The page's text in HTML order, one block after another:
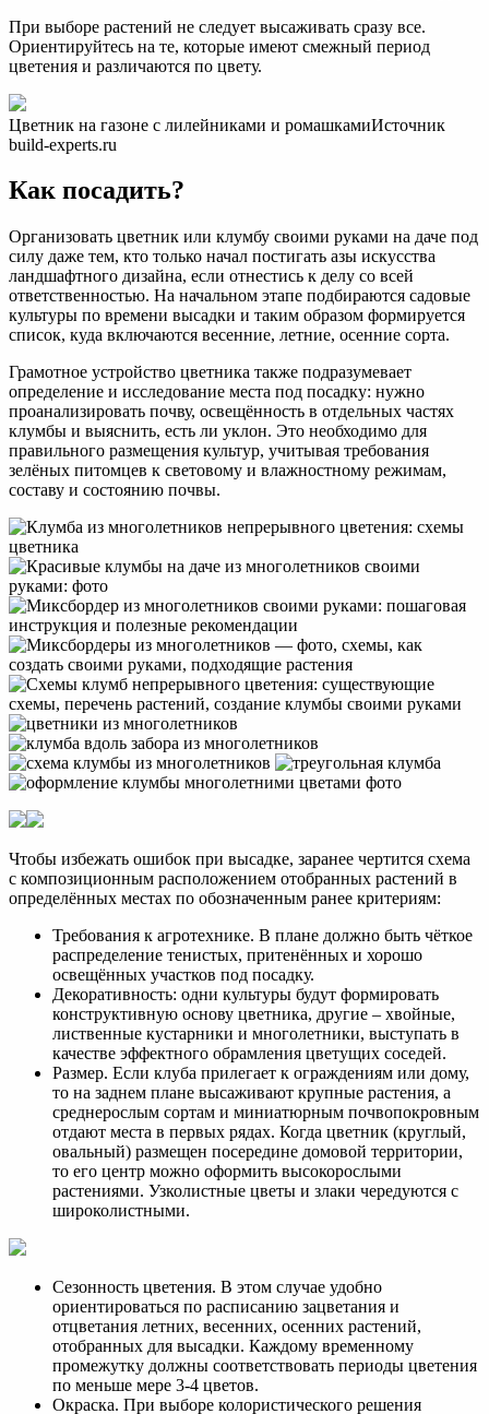
При выборе растений не следует высаживать сразу все.
Ориентируйтесь на те, которые имеют смежный период
цветения и различаются по цвету.
Цветник на газоне с лилейниками и ромашкамиИсточник
build-experts.ru
Как посадить?
Организовать цветник или клумбу своими руками на даче под
силу даже тем, кто только начал постигать азы искусства
ландшафтного дизайна, если отнестись к делу со всей
ответственностью. На начальном этапе подбираются садовые
культуры по времени высадки и таким образом формируется
список, куда включаются весенние, летние, осенние сорта.
Грамотное устройство цветника также подразумевает
определение и исследование места под посадку: нужно
проанализировать почву, освещённость в отдельных частях
клумбы и выяснить, есть ли уклон. Это необходимо для
правильного размещения культур, учитывая требования
зелёных питомцев к световому и влажностному режимам,
составу и состоянию почвы.
Чтобы избежать ошибок при высадке, заранее чертится схема
с композиционным расположением отобранных растений в
определённых местах по обозначенным ранее критериям:
Требования к агротехнике. В плане должно быть чёткое
распределение тенистых, притенённых и хорошо
освещённых участков под посадку.
Декоративность: одни культуры будут формировать
конструктивную основу цветника, другие – хвойные,
лиственные кустарники и многолетники, выступать в
качестве эффектного обрамления цветущих соседей.
Размер. Если клуба прилегает к ограждениям или дому,
то на заднем плане высаживают крупные растения, а
среднерослым сортам и миниатюрным почвопокровным
отдают места в первых рядах. Когда цветник (круглый,
овальный) размещен посередине домовой территории,
то его центр можно оформить высокорослыми
растениями. Узколистные цветы и злаки чередуются с
широколистными.
Сезонность цветения. В этом случае удобно
ориентироваться по расписанию зацветания и
отцветания летних, весенних, осенних растений,
отобранных для высадки. Каждому временному
промежутку должны соответствовать периоды цветения
по меньше мере 3-4 цветов.
Окраска. При выборе колористического решения